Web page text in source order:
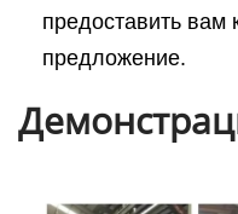
предоставить вам
предложение.